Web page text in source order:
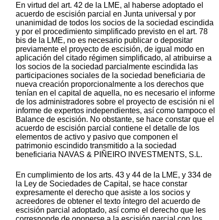
En virtud del art. 42 de la LME, al haberse adoptado el
acuerdo de escisión parcial en Junta universal y por
unanimidad de todos los socios de la sociedad escindida
y por el procedimiento simplificado previsto en el art. 78
bis de la LME, no es necesario publicar o depositar
previamente el proyecto de escisión, de igual modo en
aplicación del citado régimen simplificado, al atribuirse a
los socios de la sociedad parcialmente escindida las
participaciones sociales de la sociedad beneficiaria de
nueva creación proporcionalmente a los derechos que
tenían en el capital de aquella, no es necesario el informe
de los administradores sobre el proyecto de escisión ni el
informe de expertos independientes, así como tampoco el
Balance de escisión. No obstante, se hace constar que el
acuerdo de escisión parcial contiene el detalle de los
elementos de activo y pasivo que componen el
patrimonio escindido transmitido a la sociedad
beneficiaria NAVAS & PIÑEIRO INVESTMENTS, S.L.
En cumplimiento de los arts. 43 y 44 de la LME, y 334 de
la Ley de Sociedades de Capital, se hace constar
expresamente el derecho que asiste a los socios y
acreedores de obtener el texto íntegro del acuerdo de
escisión parcial adoptado, así como el derecho que les